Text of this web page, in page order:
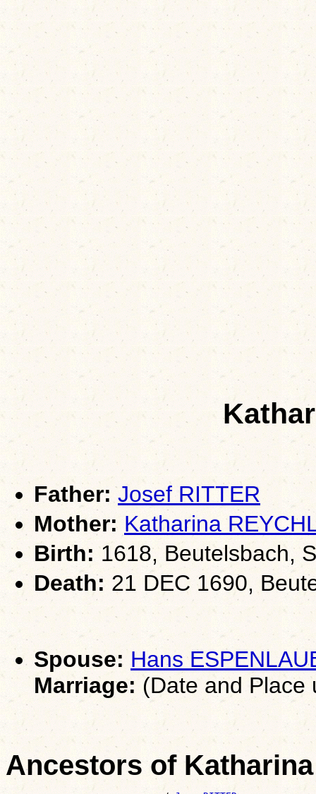
Father: Josef RITTER
Mother: Katharina
Birth: 1618, Beutelsbach,
Death: 21 DEC 1690,
Spouse: Hans
Marriage: (Date and Place
Ancestors of Katharina